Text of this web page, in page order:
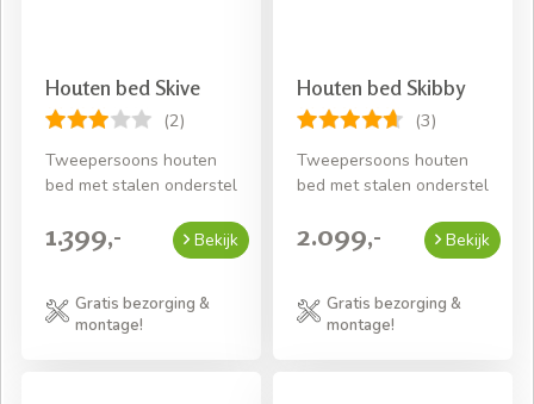
Houten bed Skive
(2)
Tweepersoons houten
bed met stalen onderstel
1.399,- Bekijk
Gratis bezorging &
montage!
Houten bed Skibby
(3)
Tweepersoons houten
bed met stalen onderstel
2.099,- Bekijk
Gratis bezorging &
montage!